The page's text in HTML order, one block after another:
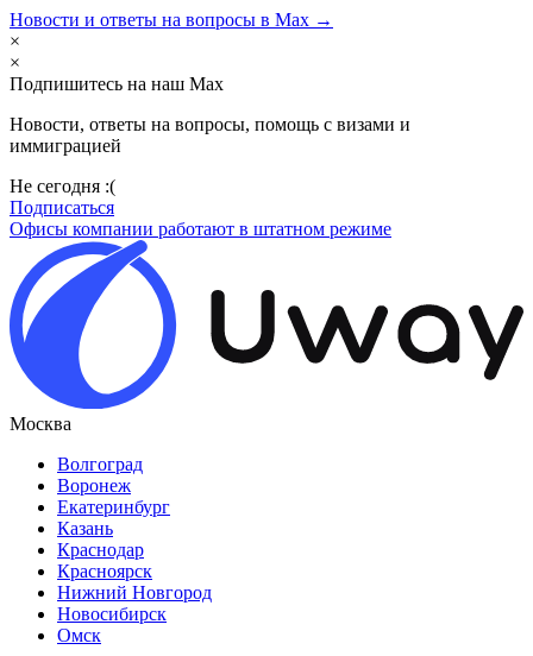
Новости и ответы на вопросы в Max →
×
×
Подпишитесь на наш Max
Новости, ответы на вопросы, помощь с визами и
иммиграцией
Не сегодня :(
Подписаться
Офисы компании работают в штатном режиме
Москва
Волгоград
Воронеж
Екатеринбург
Казань
Краснодар
Красноярск
Нижний Новгород
Новосибирск
Омск